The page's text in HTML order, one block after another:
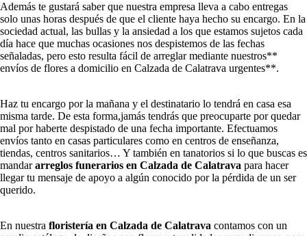
Además te gustará saber que nuestra empresa lleva a cabo entregas
solo unas horas después de que el cliente haya hecho su encargo. En la
sociedad actual, las bullas y la ansiedad a los que estamos sujetos cada
día hace que muchas ocasiones nos despistemos de las fechas
señaladas, pero esto resulta fácil de arreglar mediante nuestros**
envíos de flores a domicilio en Calzada de Calatrava urgentes**.
Haz tu encargo por la mañana y el destinatario lo tendrá en casa esa
misma tarde. De esta forma,jamás tendrás que preocuparte por quedar
mal por haberte despistado de una fecha importante. Efectuamos
envíos tanto en casas particulares como en centros de enseñanza,
tiendas, centros sanitarios… Y también en tanatorios si lo que buscas es
mandararreglos funerarios en Calzada de Calatrava para hacer
llegar tu mensaje de apoyo a algún conocido por la pérdida de un ser
querido.
En nuestra floristería en Calzada de Calatrava contamos con un